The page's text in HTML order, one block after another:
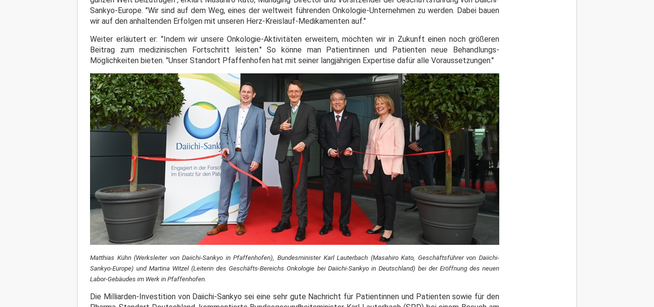
Sankyo-Europe. "Wir sind auf dem Weg, eines der weltweit führenden Onkologie-Unternehmen zu werden. Dabei bauen
wir auf den anhaltenden Erfolgen mit unseren Herz-Kreislauf-Medikamenten auf."
Weiter erläutert er: "Indem wir unsere Onkologie-Aktivitäten erweitern, möchten wir in Zukunft einen noch größeren
Beitrag zum medizinischen Fortschritt leisten." So könne man Patientinnen und Patienten neue Behandlungs-
Möglichkeiten bieten. "Unser Standort Pfaffenhofen hat mit seiner langjährigen Expertise dafür alle Voraussetzungen."
Matthias Kühn (Werksleiter von Daiichi-Sankyo in Pfaffenhofen), Bundesminister Karl Lauterbach (Masahiro Kato, Geschäftsführer von Daiichi-
Sankyo-Europe) und Martina Witzel (Leiterin des Geschäfts-Bereichs Onkologie bei Daiichi-Sankyo in Deutschland) bei der Eröffnung des neuen
Labor-Gebäudes im Werk in Pfaffenhofen.
Die Milliarden-Investition von Daiichi-Sankyo sei eine sehr gute Nachricht für Patientinnen und Patienten sowie für den